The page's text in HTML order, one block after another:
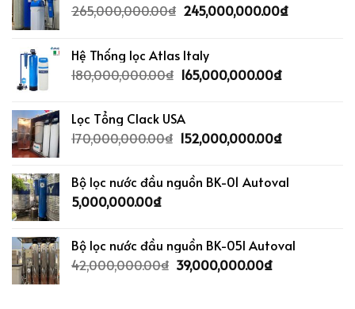
265,000,000.00₫ 245,000,000.00₫
Hệ Thống lọc Atlas Italy
180,000,000.00₫ 165,000,000.00₫
Lọc Tổng Clack USA
170,000,000.00₫ 152,000,000.00₫
Bộ lọc nước đầu nguồn BK-01 Autoval
5,000,000.00₫
Bộ lọc nước đầu nguồn BK-05I Autoval
42,000,000.00₫ 39,000,000.00₫